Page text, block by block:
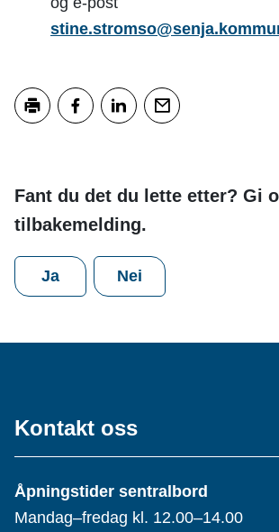
Fant du det du lette etter? Gi
tilbakemelding.
Ja Nei
Kontakt oss
Åpningstider sentralbord
Mandag–fredag kl. 12.00–14.00